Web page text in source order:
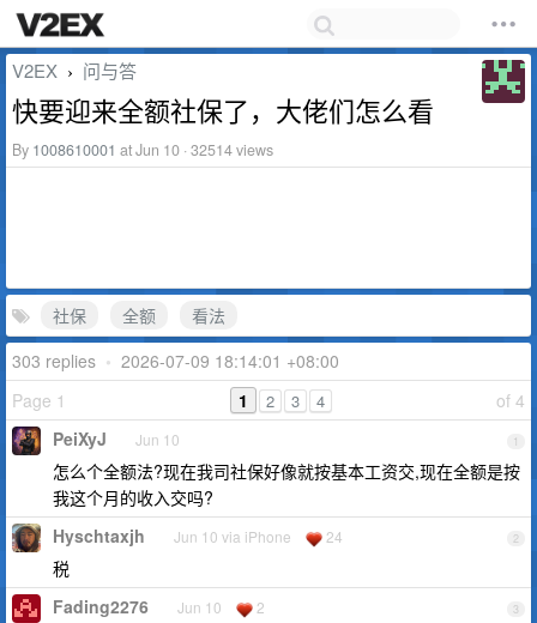
V2EX › 问与答
快要迎来全额社保了，大佬们怎么看
By 1008610001 at Jun 10 · 32514 views
社保 全额
看法
303 replies • 2026-07-09 18:14:01 +08:00
Page 1
of 4
1 2 3 4
1
PeiXyJ Jun 10
怎么个全额法?现在我司社保好像就按基本工资交,现在全额是按
我这个月的收入交吗?
2
Hyschtaxjh Jun 10 via iPhone 24
税
3
Fading2276 Jun 10 2